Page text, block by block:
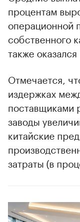
процентам
операционной
собственного
также
Отмечается,
издержках
поставщиками
заводы
китайские
затраты (в